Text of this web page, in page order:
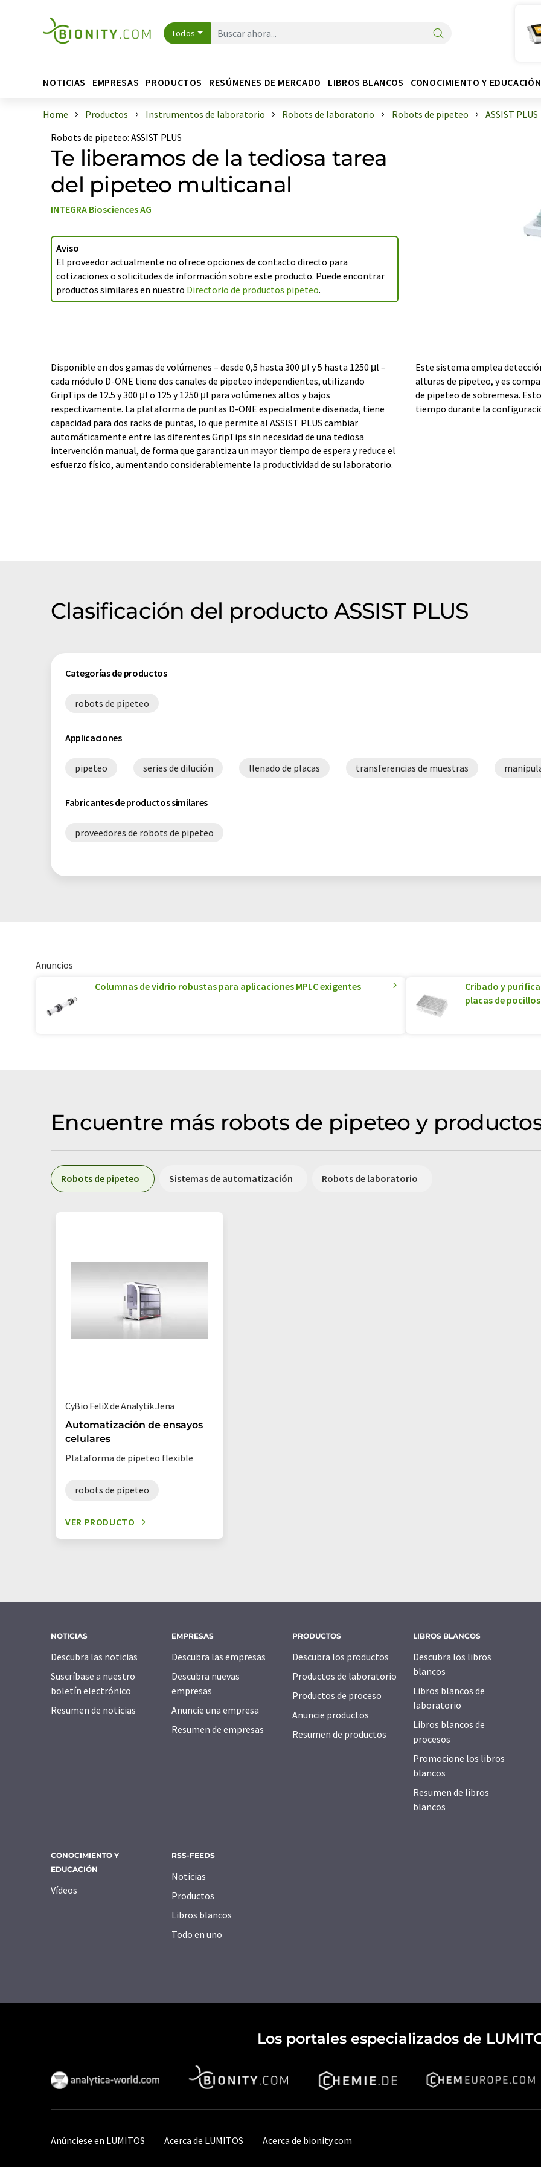
Todos
NOTICIAS EMPRESAS PRODUCTOS RESÚMENES DE MERCADO LIBROS BLANCOS CONOCIMIENTO Y EDUCACIÓN
Home Productos Instrumentos de laboratorio Robots de laboratorio Robots de pipeteo
ASSIST PLUS
Robots de pipeteo: ASSIST PLUS
Te liberamos de la tediosa tarea
del pipeteo multicanal
INTEGRA Biosciences AG
Aviso
El proveedor actualmente no ofrece opciones de contacto directo para
cotizaciones o solicitudes de información sobre este producto. Puede encontrar
productos similares en nuestro Directorio de productos pipeteo.
Disponible en dos gamas de volúmenes – desde 0,5 hasta 300 μl y 5 hasta 1250 μl –
cada módulo D-ONE tiene dos canales de pipeteo independientes, utilizando
GripTips de 12.5 y 300 μl o 125 y 1250 μl para volúmenes altos y bajos
respectivamente. La plataforma de puntas D-ONE especialmente diseñada, tiene
capacidad para dos racks de puntas, lo que permite al ASSIST PLUS cambiar
automáticamente entre las diferentes GripTips sin necesidad de una tediosa
intervención manual, de forma que garantiza un mayor tiempo de espera y reduce el
esfuerzo físico, aumentando considerablemente la productividad de su laboratorio.
Este sistema emplea
alturas de pipeteo, y es
de pipeteo de sobremesa.
tiempo durante la
Clasificación del producto ASSIST PLUS
Categorías de productos
robots de pipeteo
Applicaciones
pipeteo series de dilución llenado de placas transferencias de muestras
Fabricantes de productos similares
proveedores de robots de pipeteo
Anuncios
Columnas de vidrio robustas para aplicaciones MPLC exigentes
Cribado y
placas de
Encuentre más robots de pipeteo y
Robots de pipeteo Sistemas de automatización Robots de laboratorio
CyBio FeliX de Analytik Jena
Automatización de ensayos
celulares
Plataforma de pipeteo flexible
robots de pipeteo
VER PRODUCTO
NOTICIAS
Descubra las noticias
Suscríbase a nuestro
boletín electrónico
Resumen de noticias
EMPRESAS
Descubra las empresas
Descubra nuevas
empresas
Anuncie una empresa
Resumen de empresas
PRODUCTOS
Descubra los productos
Productos de laboratorio
Productos de proceso
Anuncie productos
Resumen de productos
LIBROS BLANCOS
Descubra los libros
blancos
Libros blancos de
laboratorio
Libros blancos de
procesos
Promocione los libros
blancos
Resumen de libros
blancos
CONOCIMIENTO Y
EDUCACIÓN
Vídeos
RSS-FEEDS
Noticias
Productos
Libros blancos
Todo en uno
Los portales especializados de
Anúnciese en LUMITOS Acerca de LUMITOS Acerca de bionity.com